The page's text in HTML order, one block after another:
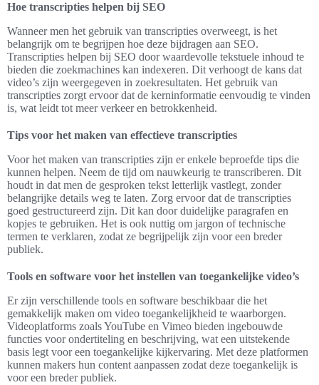
Hoe transcripties helpen bij SEO
Wanneer men het gebruik van transcripties overweegt, is het
belangrijk om te begrijpen hoe deze bijdragen aan SEO.
Transcripties helpen bij SEO door waardevolle tekstuele inhoud te
bieden die zoekmachines kan indexeren. Dit verhoogt de kans dat
video’s zijn weergegeven in zoekresultaten. Het gebruik van
transcripties zorgt ervoor dat de kerninformatie eenvoudig te vinden
is, wat leidt tot meer verkeer en betrokkenheid.
Tips voor het maken van effectieve transcripties
Voor het maken van transcripties zijn er enkele beproefde tips die
kunnen helpen. Neem de tijd om nauwkeurig te transcriberen. Dit
houdt in dat men de gesproken tekst letterlijk vastlegt, zonder
belangrijke details weg te laten. Zorg ervoor dat de transcripties
goed gestructureerd zijn. Dit kan door duidelijke paragrafen en
kopjes te gebruiken. Het is ook nuttig om jargon of technische
termen te verklaren, zodat ze begrijpelijk zijn voor een breder
publiek.
Tools en software voor het instellen van toegankelijke video’s
Er zijn verschillende tools en software beschikbaar die het
gemakkelijk maken om video toegankelijkheid te waarborgen.
Videoplatforms zoals YouTube en Vimeo bieden ingebouwde
functies voor ondertiteling en beschrijving, wat een uitstekende
basis legt voor een toegankelijke kijkervaring. Met deze platformen
kunnen makers hun content aanpassen zodat deze toegankelijk is
voor een breder publiek.